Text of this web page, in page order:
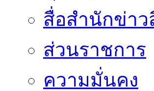
สื่อสำนักข่า
ส่วนราชการ
ความมั่นคง